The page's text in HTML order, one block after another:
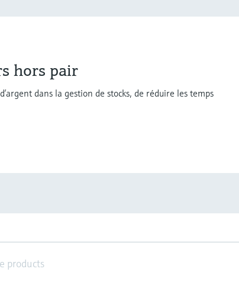
hors pair
dans la gestion de stocks, de réduire les temps
products